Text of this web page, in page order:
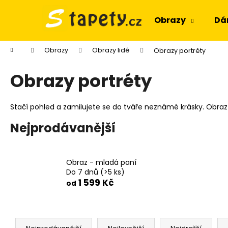
Obrazy
Domů Obrazy Obrazy lidé Obrazy portréty
Obrazy portréty
Stačí pohled a zamilujete se do tváře neznámé krásky.
Nejprodávanější
Obraz - mladá paní
Do 7 dnů (>5 ks)
od 1 599 Kč
Ř
í
Zpět
do
obchodu
Zpět
do
obchodu
OBRAZ OKNO OBROVSKÝ STROM